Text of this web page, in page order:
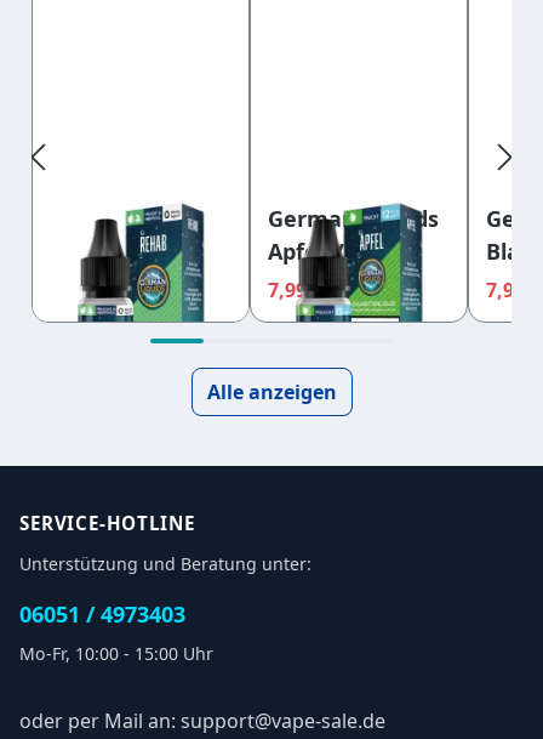
German Liquids
- Rehab 0 mg
7,99 € 8,40 €
German Liquids
Apfel V2 12mg
7,99 € 8,40 € 7,99
Alle anzeigen
SERVICE-HOTLINE
Unterstützung und Beratung unter:
06051 / 4973403
Mo-Fr, 10:00 - 15:00 Uhr
oder per Mail an: support@vape-sale.de